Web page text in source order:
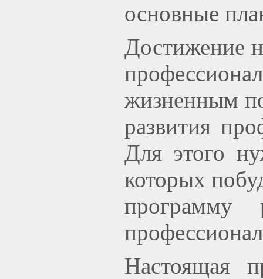
основные
Достижение
жизненным
развития
Для этого
которых
программу
Настоящая